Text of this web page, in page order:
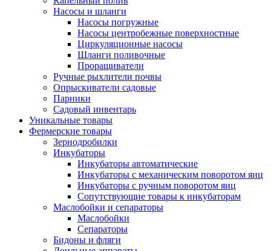
Насосы и шланги
Насосы погружные
Насосы центробежные поверхностные
Циркуляционные насосы
Шланги поливочные
Проращиватели
Ручные рыхлители почвы
Опрыскиватели садовые
Парники
Садовый инвентарь
Уникальные товары
Фермерские товары
Зернодробилки
Инкубаторы
Инкубаторы автоматические
Инкубаторы с механическим поворотом яиц
Инкубаторы с ручным поворотом яиц
Сопутствующие товары к инкубаторам
Маслобойки и сепараторы
Маслобойки
Сепараторы
Бидоны и фляги